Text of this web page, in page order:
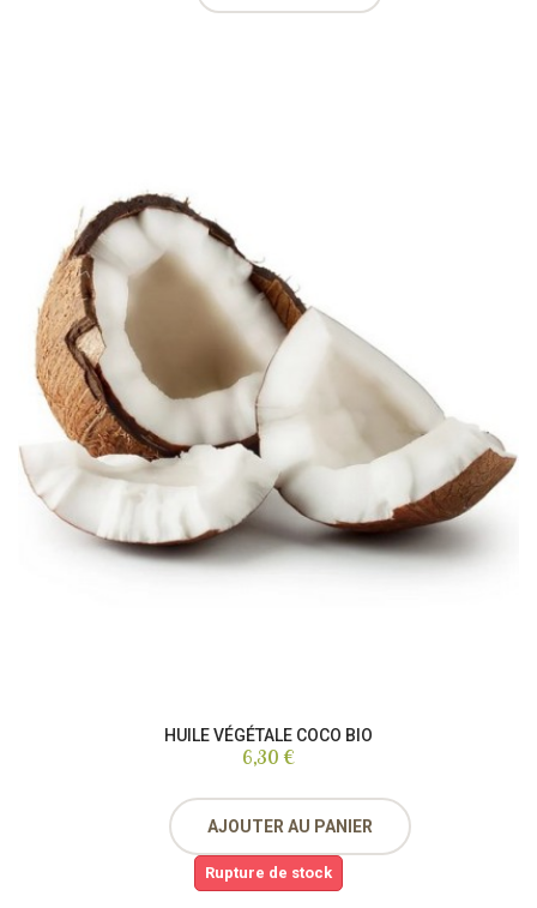
HUILE VÉGÉTALE COCO BIO
6,30 €
AJOUTER AU PANIER
Rupture de stock